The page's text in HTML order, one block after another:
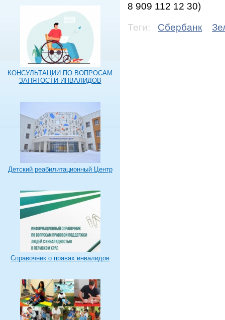
КОНСУЛЬТАЦИИ ПО ВОПРОСАМ
ЗАНЯТОСТИ ИНВАЛИДОВ
Детский реабилитационный Центр
Справочник о правах инвалидов
8 909 112 12 30)
Теги:
Сбербанк